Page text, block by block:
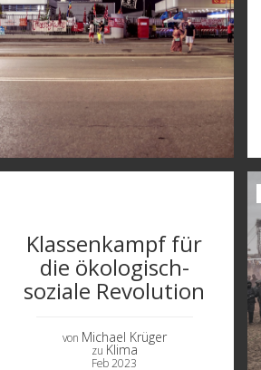
Klassenkampf für
die ökologisch-
soziale Revolution
von Michael Krüger
zu Klima
Feb 2023